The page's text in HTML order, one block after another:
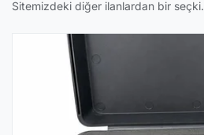
Sitemizdeki diğer ilanlardan bir seçki.